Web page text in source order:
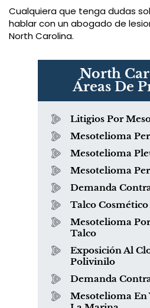
Cualquiera que tenga dudas
hablar con un abogado de
North Carolina.
North
Áreas De
Litigios Por
Mesotelioma
Mesotelioma
Mesotelioma
Demanda
Talco
Mesotelioma
Talco
Exposición Al
Polivinilo
Demanda
Mesotelioma En